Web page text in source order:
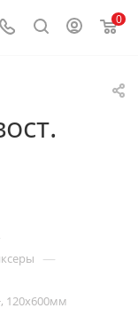
0
—
120x600мм